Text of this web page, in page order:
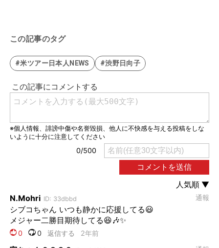
この記事のタグ
#米ツアー日本人NEWS #渋野日向子